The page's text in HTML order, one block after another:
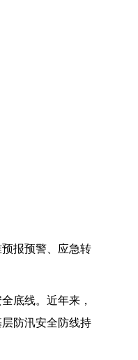
报预警、应急转
底线。近年来，
防汛安全防线持